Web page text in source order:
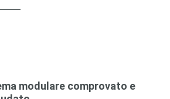
modulare comprovato e